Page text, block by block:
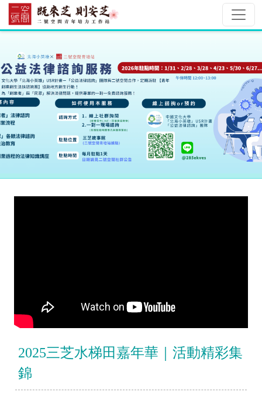
2025三芝水梯田嘉年華｜活動精彩集
錦